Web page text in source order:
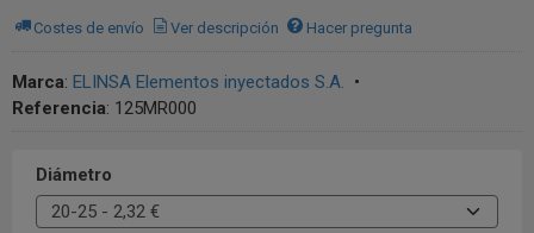
Costes de envío Ver descripción Hacer pregunta
Marca: ELINSA Elementos inyectados S.A. •
Referencia: 125MR000
Diámetro